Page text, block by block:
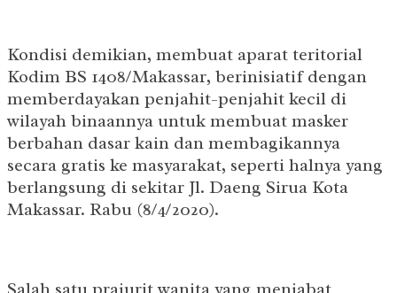
Kondisi demikian, membuat aparat teritorial
Kodim BS 1408/Makassar, berinisiatif dengan
memberdayakan penjahit-penjahit kecil di
wilayah binaannya untuk membuat masker
berbahan dasar kain dan membagikannya
secara gratis ke masyarakat, seperti halnya yang
berlangsung di sekitar Jl. Daeng Sirua Kota
Makassar. Rabu (8/4/2020).